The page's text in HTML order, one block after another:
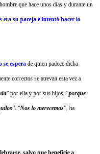
que hace unos días y durante un
era su pareja e intentó hacer lo
se espera de quien padece dicha
correctos se atrevan esta vez a
” por ella y por sus hijos, “porque
”. “Nos lo merecemos”, ha
salvo que beneficie a